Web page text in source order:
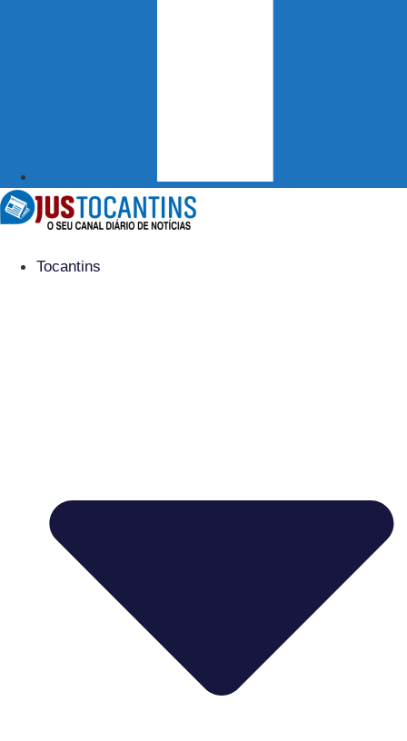
Tocantins